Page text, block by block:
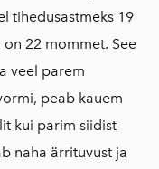
tihedusastmeks 19
22 mommet. See
veel parem
peab kauem
kui parim siidist
naha ärrituvust ja